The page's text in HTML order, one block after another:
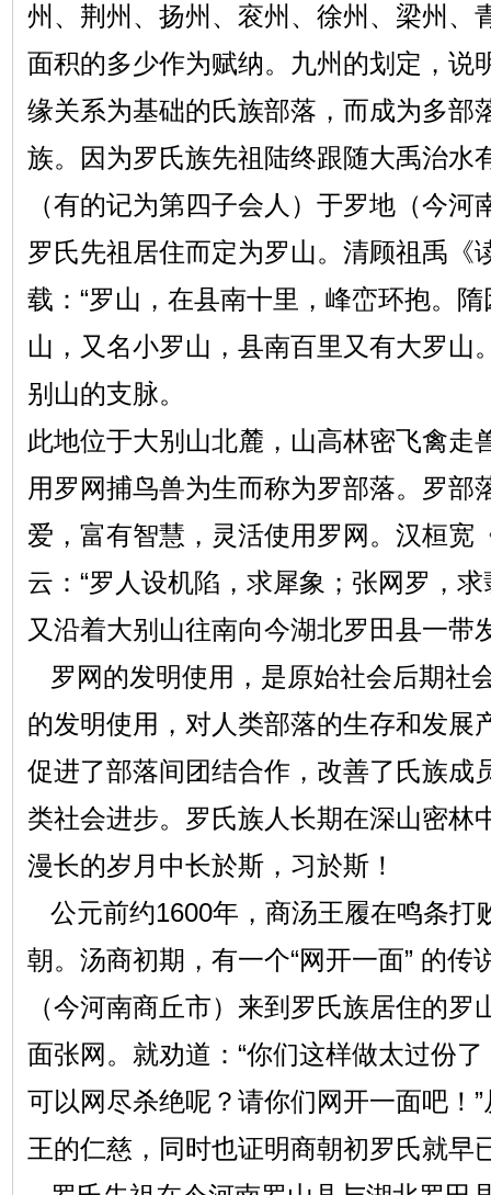
州、荆州、扬州、衮州、徐州、梁州、
面积的多少作为赋纳。九州的划定，说
缘关系为基础的氏族部落，而成为多部
族。因为罗氏族先祖陆终跟随大禹治水
（有的记为第四子会人）于罗地（今
罗氏先祖居住而定为罗山。清顾祖禹《
载：“罗山，在县南十里，峰峦环抱。
山，又名小罗山，县南百里又有大罗山
别山的支脉。
此地位于大别山北麓，山高林密飞禽走
用罗网捕鸟兽为生而称为罗部落。罗部
爱，富有智慧，灵活使用罗网。汉桓宽
云：“罗人设机陷，求犀象；张网罗，
又沿着大别山往南向今湖北罗田县一带
罗网的发明使用，是原始社会后期社
的发明使用，对人类部落的生存和发展
促进了部落间团结合作，改善了氏族成
类社会进步。罗氏族人长期在深山密林
漫长的岁月中长於斯，习於斯！
公元前约1600年，商汤王履在鸣条打
朝。汤商初期，有一个“网开一面” 的传
（今河南商丘市）来到罗氏族居住的
面张网。就劝道：“你们这样做太过份
可以网尽杀绝呢？请你们网开一面吧！
王的仁慈，同时也证明商朝初罗氏就早